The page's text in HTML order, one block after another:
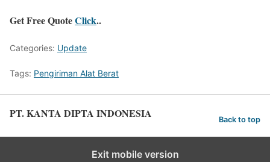
Get Free QuoteClick..
Categories: Update
Tags: Pengiriman Alat Berat
PT. KANTA DIPTA INDONESIA Back to top
Exit mobile version